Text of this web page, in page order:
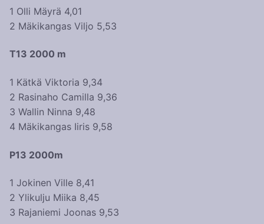
1 Olli Mäyrä 4,01
2 Mäkikangas Viljo 5,53
T13 2000 m
1 Kätkä Viktoria 9,34
2 Rasinaho Camilla 9,36
3 Wallin Ninna 9,48
4 Mäkikangas Iiris 9,58
P13 2000m
1 Jokinen Ville 8,41
2 Ylikulju Miika 8,45
3 Rajaniemi Joonas 9,53